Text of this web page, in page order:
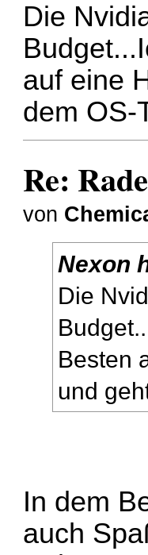
Die
auf eine
dem
Re:
von
Nexon
Die
Besten
und
In dem
auch